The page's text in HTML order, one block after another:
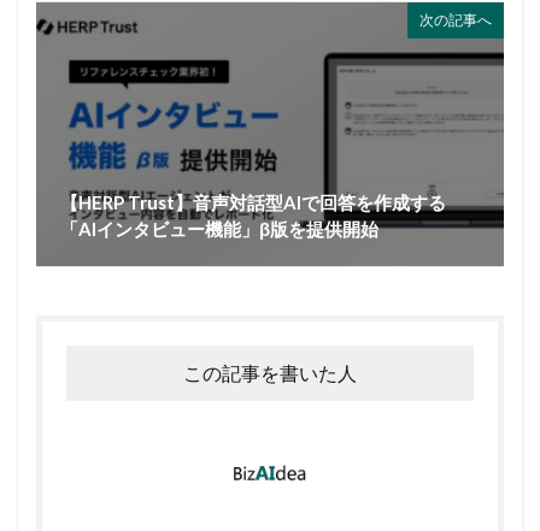
次の記事へ
【HERP Trust】音声対話型AIで回答を作成する
「AIインタビュー機能」β版を提供開始
この記事を書いた人